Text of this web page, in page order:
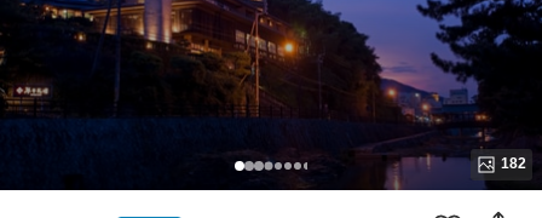
182